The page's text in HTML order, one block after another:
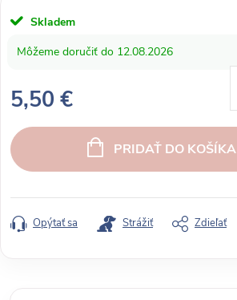
Skladem
12.08.2026
5,50 €
e
d
o
t
PRIDAŤ DO KOŠÍKA
Opýtať sa Strážiť Zdieľať